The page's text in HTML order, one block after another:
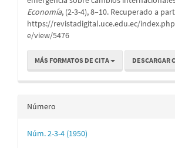
Economía, (2-3-4), 8–10. Recuperado a
https://revistadigital.uce.edu.ec/
e/view/5476
MÁS FORMATOS DE CITA DESCARGAR
Número
Núm. 2-3-4 (1950)